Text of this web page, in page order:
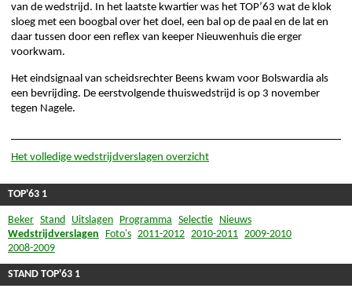
van de wedstrijd. In het laatste kwartier was het TOP’63 wat de klok
sloeg met een boogbal over het doel, een bal op de paal en de lat en
daar tussen door een reflex van keeper Nieuwenhuis die erger
voorkwam.
Het eindsignaal van scheidsrechter Beens kwam voor Bolswardia als
een bevrijding. De eerstvolgende thuiswedstrijd is op 3 november
tegen Nagele.
Het volledige wedstrijdverslagen overzicht
TOP'63 1
Beker Stand Uitslagen Programma Selectie Nieuws
Wedstrijdverslagen
Foto's 2011-2012 2010-2011 2009-2010
2008-2009
STAND TOP'63 1